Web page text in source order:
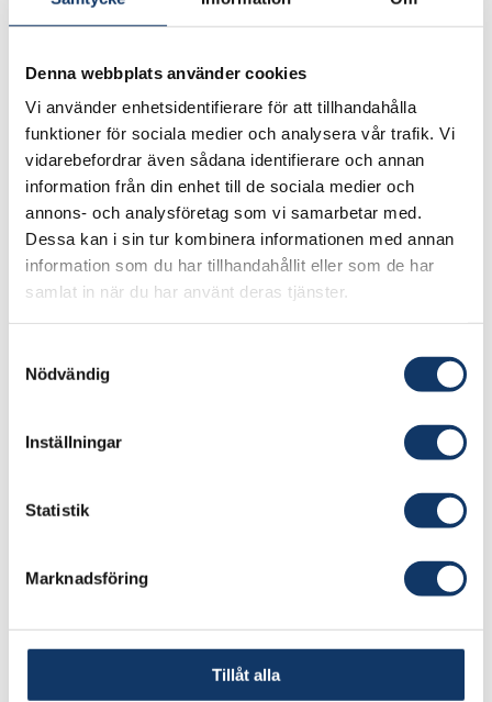
Denna webbplats använder cookies
Vi använder enhetsidentifierare för att tillhandahålla
funktioner för sociala medier och analysera vår trafik. Vi
vidarebefordrar även sådana identifierare och annan
information från din enhet till de sociala medier och
annons- och analysföretag som vi samarbetar med.
Dessa kan i sin tur kombinera informationen med annan
information som du har tillhandahållit eller som de har
samlat in när du har använt deras tjänster.
Nödvändig
Inställningar
Statistik
Marknadsföring
Tillåt alla
vaccinet injiceras in i armen och kommer in i
tillverkar spikproteinet som triggar kroppens
immunförsvar att känna igen viruset och bygga
upp ett försvar.
De nya vaccinerna har inneburit ett
genombrott för mRNA-tekniken. Nu används
den för att utveckla vacciner för flera andra
virussjukdomar och även för cancer, där
immunförsvaret kan fås att attackera
– Vi har nyligen fått vår första
ett cancerläkemedel på väg ut i klinik. Fler
– Tekniken blir den viktigaste inom biomedicinsk
sjukdom under detta sekel. Tekniken används för
de kommande åren. Längre fram kommer
mRNA-tekniken potentiellt att kunna användas